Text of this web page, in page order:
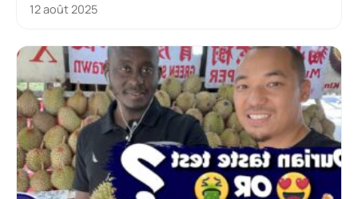
12 août 2025